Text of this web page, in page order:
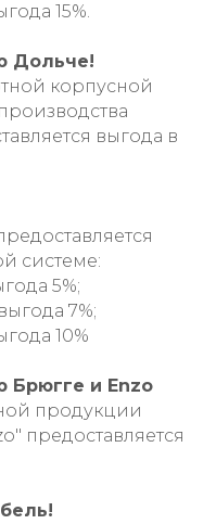
15%.
Дольче!
корпусной
выгода в
системе:
5%;
7%;
10%
Брюгге и Enzo
продукции
предоставляется